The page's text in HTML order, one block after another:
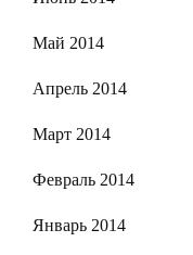
Май 2014
Апрель 2014
Март 2014
Февраль 2014
Январь 2014